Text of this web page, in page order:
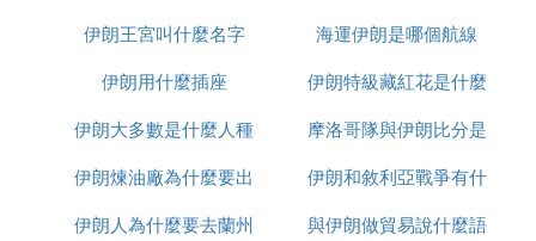
而且即使能承受，發動戰爭的總統，肯定會因為戰爭
統敢這么做。所以美國連發動敘利亞戰爭的勇氣都沒
有，因此，不可能敢於發動伊朗戰爭。因為對於美國
來說，還是用支援花點錢的方式最劃算，根本不敢派
美國大兵上。
參考文獻：《中東史》、《敘利亞史》。
名
麼梗
伊朗王宮叫什麼名字
海運伊朗是哪個航線
伊朗用什麼插座
伊朗特級藏紅花是什麼
伊朗大多數是什麼人種
摩洛哥隊與伊朗比分是
多少
伊朗煉油廠為什麼要出
售
伊朗和敘利亞戰爭有什
麼區別
伊朗人為什麼要去蘭州
與伊朗做貿易說什麼語